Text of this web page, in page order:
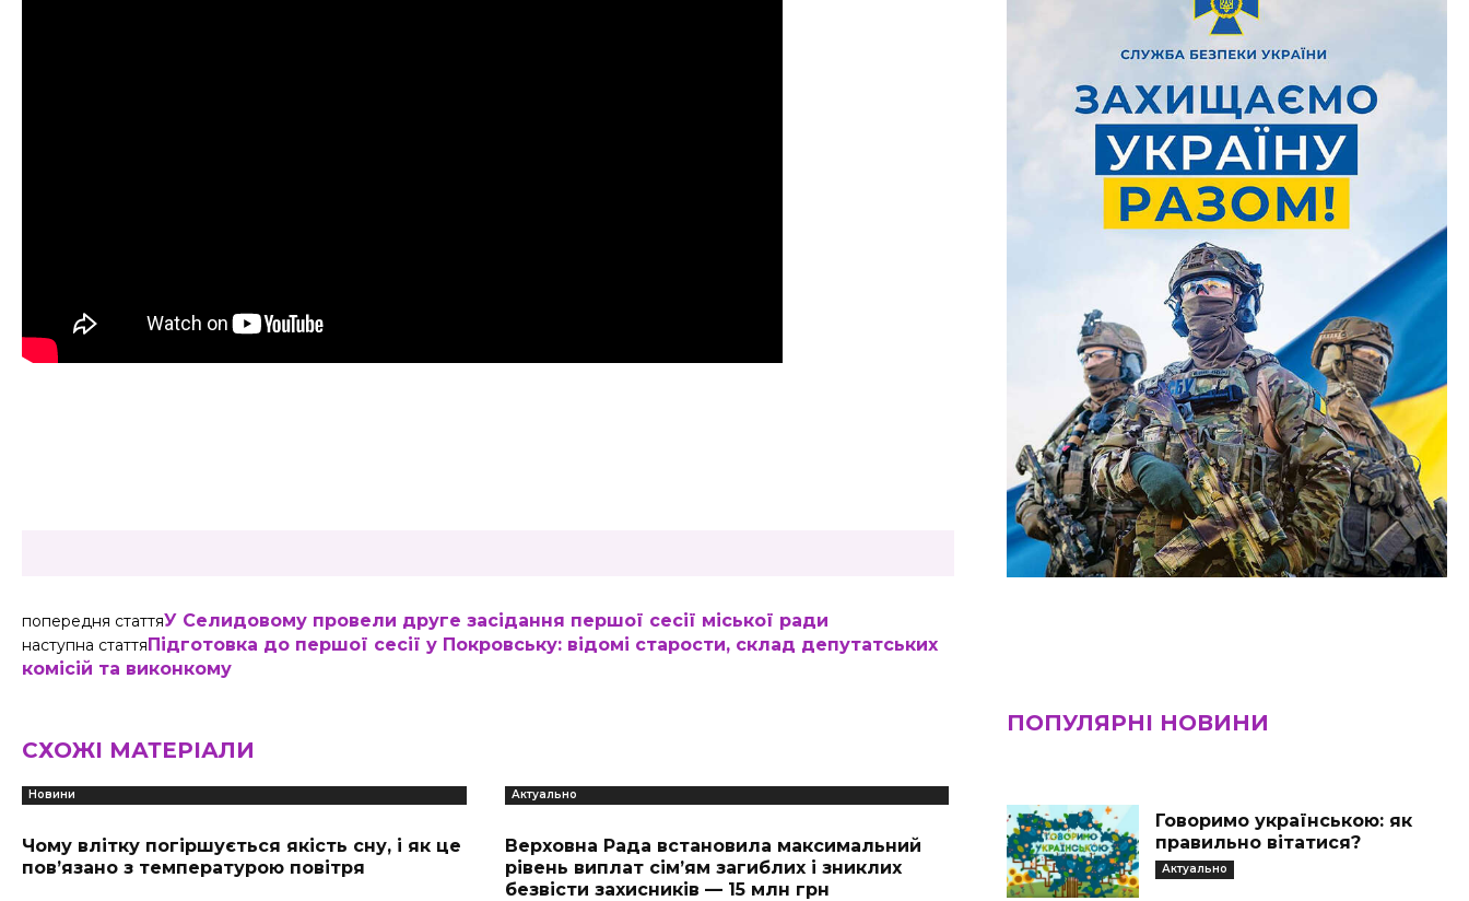
попередня статтяУ Селидовому провели друге засідання першої сесії міської ради
наступна статтяПідготовка до першої сесії у Покровську: відомі старости, склад депутатських
комісій та виконкому
СХОЖІ МАТЕРІАЛИ
Новини
Чому влітку погіршується якість сну, і як це
пов’язано з температурою повітря
Актуально
Верховна Рада встановила максимальний
рівень виплат сім’ям загиблих і зниклих
безвісти захисників — 15 млн грн
ПОПУЛЯРНІ НОВИНИ
Говоримо українською: як
правильно вітатися?
Актуально